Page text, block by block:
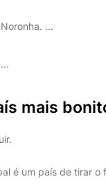
...
mais
é um país de tirar